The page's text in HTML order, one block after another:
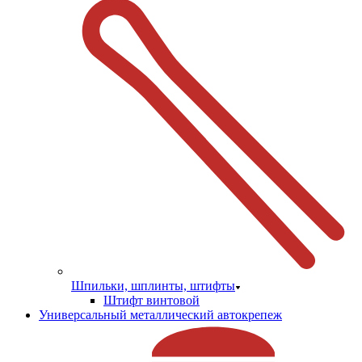
Шпильки, шплинты, штифты
Штифт винтовой
Универсальный металлический автокрепеж